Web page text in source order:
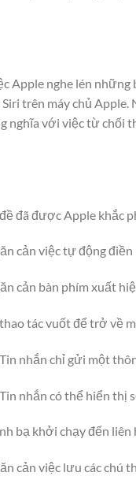
Apple nghe lén
Siri trên máy chủ
nghĩa với việc từ chối
đã được Apple khắc
cản việc tự động
cản bàn phím xuất
tác vuốt để trở về
nhắn chỉ gửi một
nhắn có thể hiển thị
bạ khởi chạy đến
cản việc lưu các chú